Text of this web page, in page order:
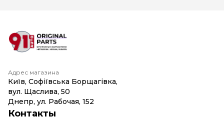
Адрес магазина
Київ, Софіївська Борщагівка,
вул. Щаслива, 50
Днепр, ул. Рабочая, 152
Контакты